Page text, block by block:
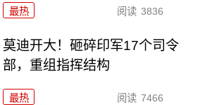
最热 阅读 3836
莫迪开大！砸碎印军17个司令
部，重组指挥结构
最热 阅读 7466